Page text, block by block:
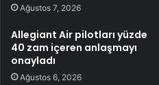
Ağustos 7, 2026
Allegiant Air pilotları yüzde
40 zam içeren anlaşmayı
onayladı
Ağustos 6, 2026